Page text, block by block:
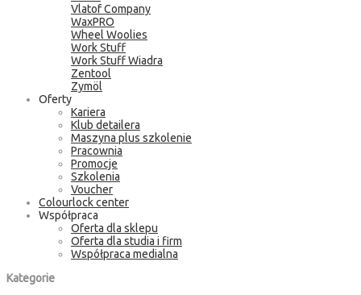
Vlatof Company
WaxPRO
Wheel Woolies
Work Stuff
Work Stuff Wiadra
Zentool
Zymöl
Oferty
Kariera
Klub detailera
Maszyna plus szkolenie
Pracownia
Promocje
Szkolenia
Voucher
Colourlock center
Współpraca
Oferta dla sklepu
Oferta dla studia i firm
Współpraca medialna
Kategorie